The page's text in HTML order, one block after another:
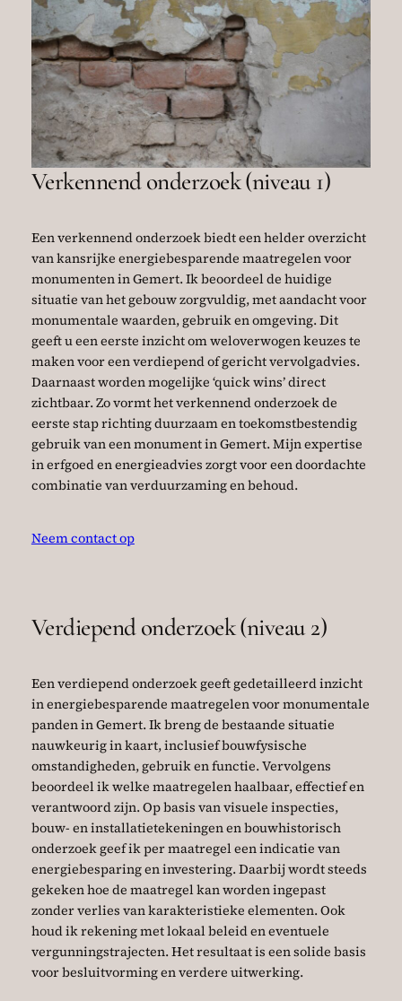
Verkennend onderzoek (niveau 1)
Een verkennend onderzoek biedt een helder overzicht
van kansrijke energiebesparende maatregelen voor
monumenten in Gemert. Ik beoordeel de huidige
situatie van het gebouw zorgvuldig, met aandacht voor
monumentale waarden, gebruik en omgeving. Dit
geeft u een eerste inzicht om weloverwogen keuzes te
maken voor een verdiepend of gericht vervolgadvies.
Daarnaast worden mogelijke ‘quick wins’ direct
zichtbaar. Zo vormt het verkennend onderzoek de
eerste stap richting duurzaam en toekomstbestendig
gebruik van een monument in Gemert. Mijn expertise
in erfgoed en energieadvies zorgt voor een doordachte
combinatie van verduurzaming en behoud.
Neem contact op
Verdiepend onderzoek (niveau 2)
Een verdiepend onderzoek geeft gedetailleerd inzicht
in energiebesparende maatregelen voor monumentale
panden in Gemert. Ik breng de bestaande situatie
nauwkeurig in kaart, inclusief bouwfysische
omstandigheden, gebruik en functie. Vervolgens
beoordeel ik welke maatregelen haalbaar, effectief en
verantwoord zijn. Op basis van visuele inspecties,
bouw- en installatietekeningen en bouwhistorisch
onderzoek geef ik per maatregel een indicatie van
energiebesparing en investering. Daarbij wordt steeds
gekeken hoe de maatregel kan worden ingepast
zonder verlies van karakteristieke elementen. Ook
houd ik rekening met lokaal beleid en eventuele
vergunningstrajecten. Het resultaat is een solide basis
voor besluitvorming en verdere uitwerking.